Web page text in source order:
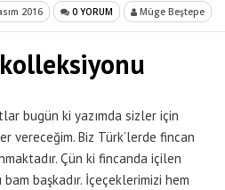
2016 0 YORUM Müge Beştepe
bugün ki yazımda sizler için
vereceğim. Biz Türk’lerde fincan
Çün ki fincanda içilen
başkadır. İçeçeklerimizi hem